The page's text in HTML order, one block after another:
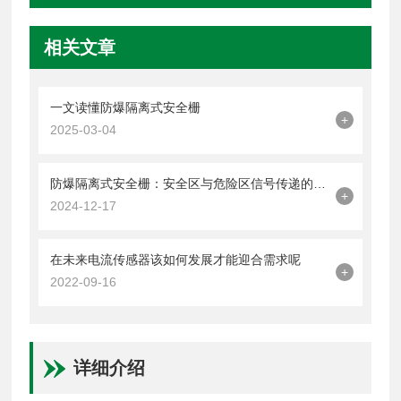
相关文章
一文读懂防爆隔离式安全栅
2025-03-04
+
2024-12-17
+
在未来电流传感器该如何发展才能迎合需求呢
2022-09-16
+
详细介绍